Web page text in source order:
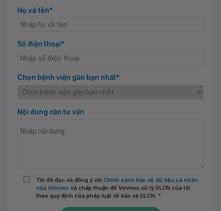
Họ và tên*
Số điện thoại*
Chọn bệnh viện gần bạn nhất*
Nội dung cần tư vấn
Tôi đã đọc và đồng ý với Chính sách bảo vệ dữ liệu cá nhân
của Vinmec và chấp thuận để Vinmec xử lý DLCN của tôi
theo quy định của pháp luật về bảo vệ DLCN. *